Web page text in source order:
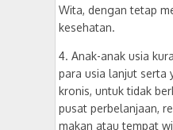
Wita, dengan tetap
kesehatan.
4. Anak-anak usia
para usia lanjut serta
kronis, untuk tidak
pusat perbelanjaan,
makan atau tempat